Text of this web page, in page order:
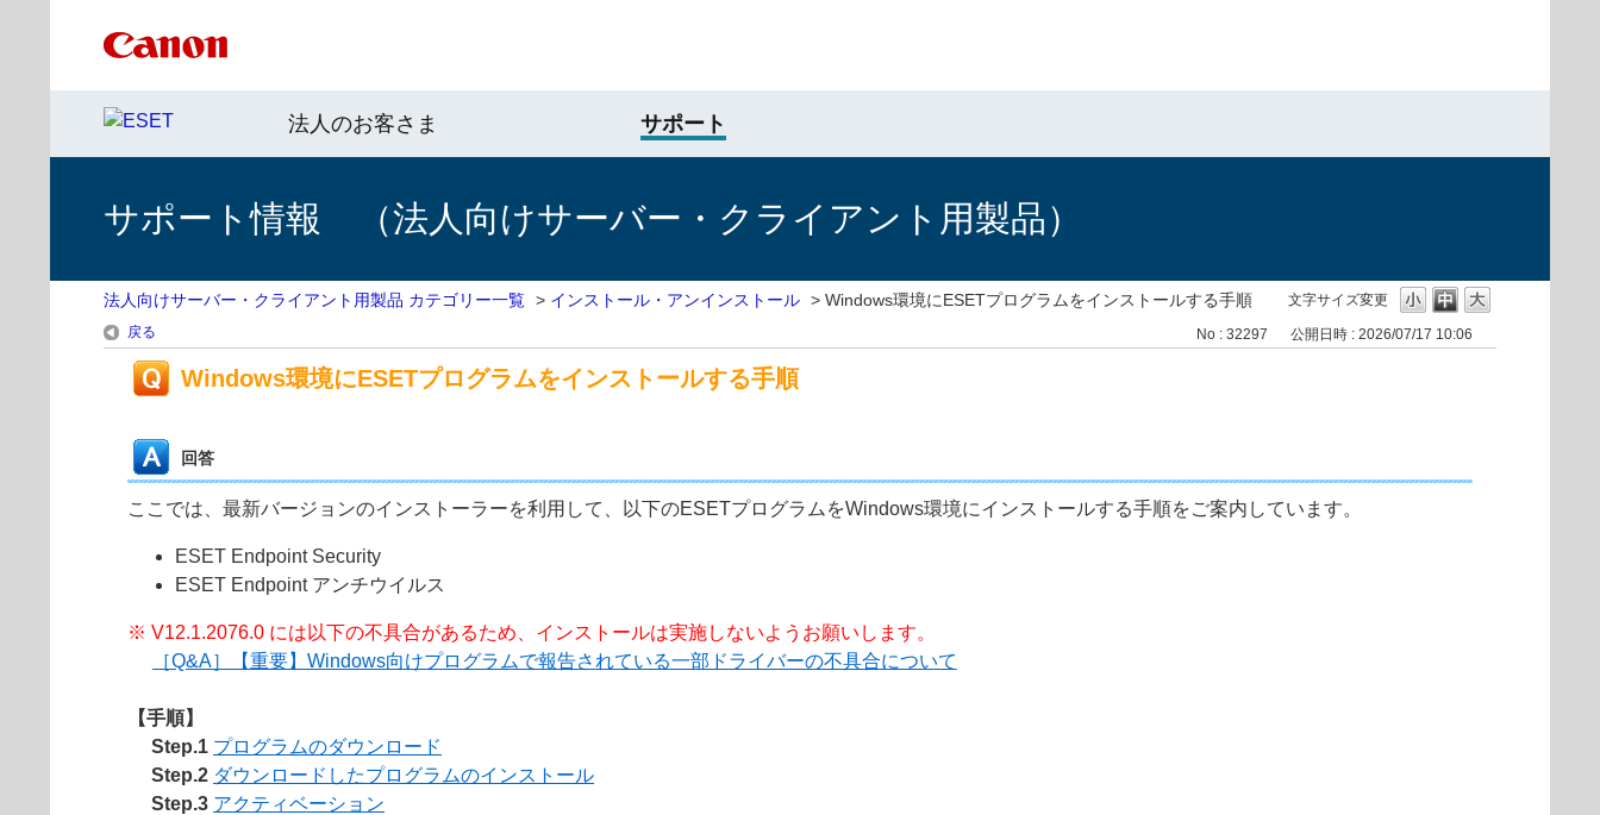
法人のお客さま サポート
サポート情報 （法人向けサーバー・クライアント用製品）
文字サイズ変更
法人向けサーバー・クライアント用製品 カテゴリー一覧 > インストール・アンインストール > Windows環境にESETプログラムをインストールする手順
戻る No : 32297 公開日時 : 2026/07/17 10:06
Windows環境にESETプログラムをインストールする手順
回答
ここでは、最新バージョンのインストーラーを利用して、以下のESETプログラムをWindows環境にインストールする手順をご案内しています。
ESET Endpoint Security
ESET Endpoint アンチウイルス
※ V12.1.2076.0 には以下の不具合があるため、インストールは実施しないようお願いします。
［Q&A］【重要】Windows向けプログラムで報告されている一部ドライバーの不具合について
【手順】
Step.1 プログラムのダウンロード
Step.2 ダウンロードしたプログラムのインストール
Step.3 アクティベーション